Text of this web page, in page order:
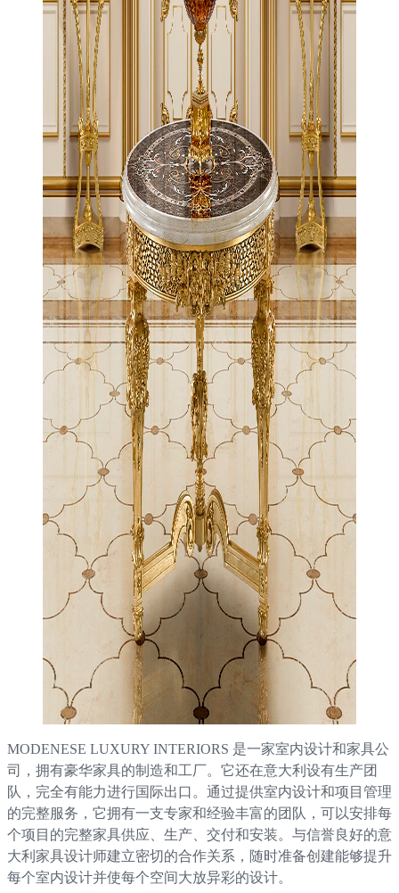
MODENESE LUXURY INTERIORS 是一家室内设计和家具公
司，拥有豪华家具的制造和工厂。它还在意大利设有生产团
队，完全有能力进行国际出口。通过提供室内设计和项目管理
的完整服务，它拥有一支专家和经验丰富的团队，可以安排每
个项目的完整家具供应、生产、交付和安装。与信誉良好的意
大利家具设计师建立密切的合作关系，随时准备创建能够提升
每个室内设计并使每个空间大放异彩的设计。